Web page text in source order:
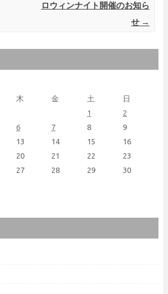
ロウィンナイト開催のお知ら
せ →
木 金 土 日
1
2
6 7 8
9
13 14 15
16
20 21 22
23
27 28 29
30